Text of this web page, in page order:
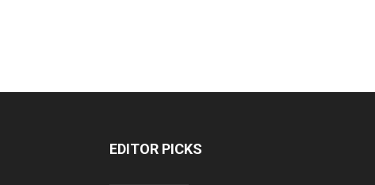
EDITOR PICKS